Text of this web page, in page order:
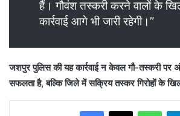
हैं। गौवंश तस्करी करने वालों के
कार्रवाई आगे भी जारी रहेगी।”
जशपुर पुलिस की यह कार्रवाई न केवल गौ-तस्करी पर
सफलता है, बल्कि जिले में सक्रिय तस्कर गिरोहों के